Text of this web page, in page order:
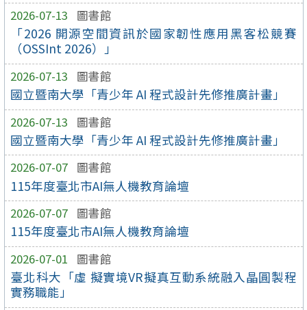
2026-07-13 圖書館
「2026 開源空間資訊於國家韌性應用黑客松競賽
（OSSInt 2026）」
2026-07-13 圖書館
國立暨南大學「青少年 AI 程式設計先修推廣計畫」
2026-07-13 圖書館
國立暨南大學「青少年 AI 程式設計先修推廣計畫」
2026-07-07 圖書館
115年度臺北市AI無人機教育論壇
2026-07-07 圖書館
115年度臺北市AI無人機教育論壇
2026-07-01 圖書館
臺北科大「虛 擬實境VR擬真互動系統融入晶圓製程
實務職能」